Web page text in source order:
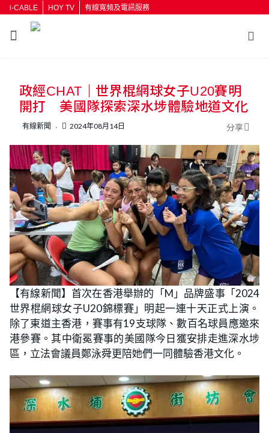
i-CABLE HOY TV 有線寬頻及電訊服務
按輸入鍵開始搜尋
政經CHAT｜世界棍網球女子U20賽明
開打 美國隊探索深水埗體驗地道文化
有線新聞 2024年08月14日 分享
【有線新聞】首次在香港舉辦的「M」品牌盛事「2024
世界棍網球女子U20錦標賽」明起一連十天正式上演。
除了東道主香港，賽事有19支球隊、數百名球員應邀來
港參賽。其中衛冕賽事的美國隊今日獲安排走進深水埗
區，立法會議員鄭泳舜更陪她們一同體驗香港文化。